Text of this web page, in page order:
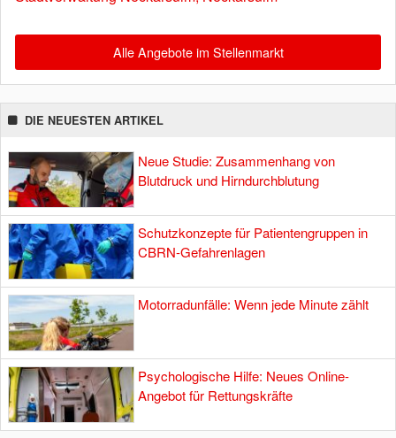
Alle Angebote im Stellenmarkt
DIE NEUESTEN ARTIKEL
Neue Studie: Zusammenhang von
Blutdruck und Hirndurchblutung
Schutzkonzepte für Patientengruppen in
CBRN-Gefahrenlagen
Motorradunfälle: Wenn jede Minute zählt
Psychologische Hilfe: Neues Online-
Angebot für Rettungskräfte